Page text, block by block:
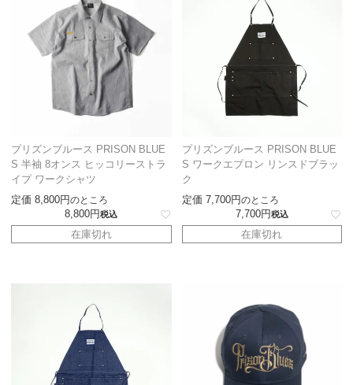
プリズンブルース PRISON BLUE
S 半袖 8オンス ヒッコリーストラ
イプ ワークシャツ
定価 8,800 のところ
8,800 税込
在庫切れ
プリズンブルース PRISON BLUE
S ワークエプロン リンスドブラッ
ク
定価 7,700 のところ
7,700 税込
在庫切れ